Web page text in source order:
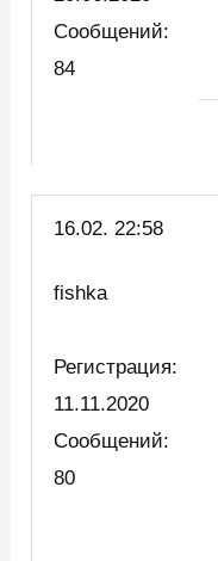
Сообщений:
84
16.02. 22:58
fishka
Регистрация:
11.11.2020
Сообщений:
80